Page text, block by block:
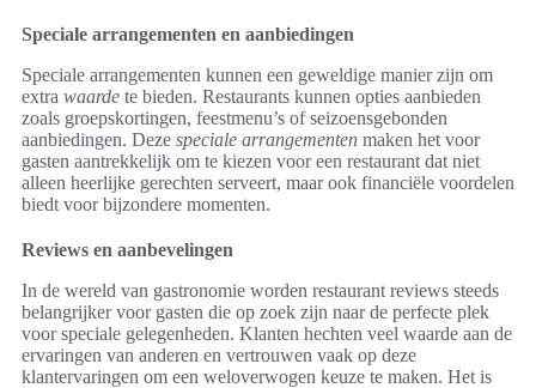
Speciale arrangementen en aanbiedingen
Speciale arrangementen kunnen een geweldige manier zijn om
extra waarde te bieden. Restaurants kunnen opties aanbieden
zoals groepskortingen, feestmenu’s of seizoensgebonden
aanbiedingen. Deze speciale arrangementen maken het voor
gasten aantrekkelijk om te kiezen voor een restaurant dat niet
alleen heerlijke gerechten serveert, maar ook financiële voordelen
biedt voor bijzondere momenten.
Reviews en aanbevelingen
In de wereld van gastronomie worden restaurant reviews steeds
belangrijker voor gasten die op zoek zijn naar de perfecte plek
voor speciale gelegenheden. Klanten hechten veel waarde aan de
ervaringen van anderen en vertrouwen vaak op deze
klantervaringen om een weloverwogen keuze te maken. Het is